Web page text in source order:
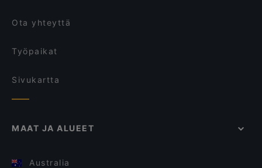
Ota yhteyttä
Työpaikat
Sivukartta
MAAT JA ALUEET
Australia